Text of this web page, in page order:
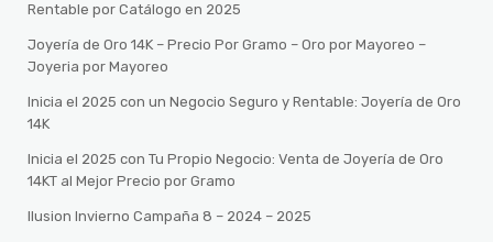
Rentable por Catálogo en 2025
Joyería de Oro 14K – Precio Por Gramo – Oro por Mayoreo –
Joyeria por Mayoreo
Inicia el 2025 con un Negocio Seguro y Rentable: Joyería de Oro
14K
Inicia el 2025 con Tu Propio Negocio: Venta de Joyería de Oro
14KT al Mejor Precio por Gramo
Ilusion Invierno Campaña 8 – 2024 – 2025